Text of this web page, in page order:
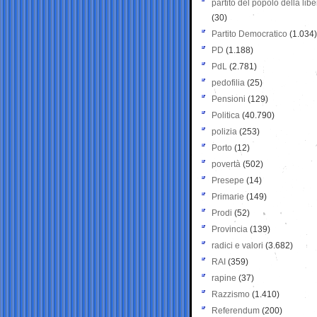
partito del popolo della
(30)
Partito Democratico (1.034)
PD (1.188)
PdL (2.781)
pedofilia (25)
Pensioni (129)
Politica (40.790)
polizia (253)
Porto (12)
povertà (502)
Presepe (14)
Primarie (149)
Prodi (52)
Provincia (139)
radici e valori (3.682)
RAI (359)
rapine (37)
Razzismo (1.410)
Referendum (200)